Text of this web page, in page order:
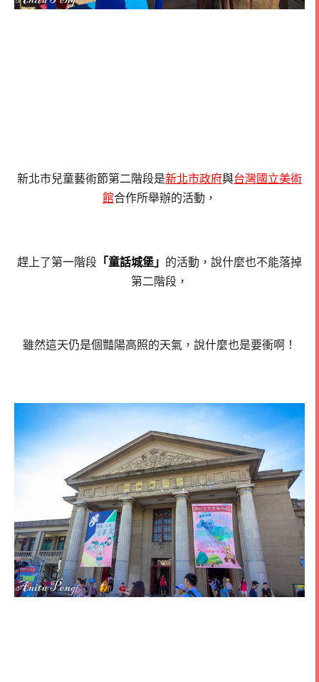
新北市兒童藝術節第二階段是新北市政府與台灣國立美術
館合作所舉辦的活動，
趕上了第一階段 「童話城堡」 的活動，說什麼也不能落掉
第二階段，
雖然這天仍是個豔陽高照的天氣，說什麼也是要衝啊！